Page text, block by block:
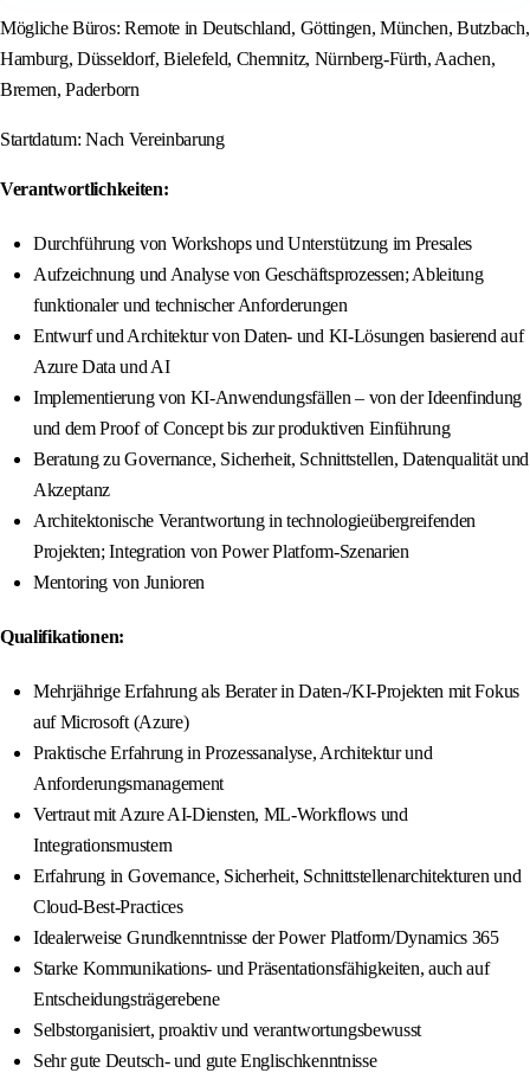
Mögliche Büros: Remote in Deutschland, Göttingen, München, Butzbach,
Hamburg, Düsseldorf, Bielefeld, Chemnitz, Nürnberg-Fürth, Aachen,
Bremen, Paderborn
Startdatum: Nach Vereinbarung
Verantwortlichkeiten:
Durchführung von Workshops und Unterstützung im Presales
Aufzeichnung und Analyse von Geschäftsprozessen; Ableitung
funktionaler und technischer Anforderungen
Entwurf und Architektur von Daten- und KI-Lösungen basierend auf
Azure Data und AI
Implementierung von KI-Anwendungsfällen – von der Ideenfindung
und dem Proof of Concept bis zur produktiven Einführung
Beratung zu Governance, Sicherheit, Schnittstellen, Datenqualität und
Akzeptanz
Architektonische Verantwortung in technologieübergreifenden
Projekten; Integration von Power Platform-Szenarien
Mentoring von Junioren
Qualifikationen:
Mehrjährige Erfahrung als Berater in Daten-/KI-Projekten mit Fokus
auf Microsoft (Azure)
Praktische Erfahrung in Prozessanalyse, Architektur und
Anforderungsmanagement
Vertraut mit Azure AI-Diensten, ML-Workflows und
Integrationsmustern
Erfahrung in Governance, Sicherheit, Schnittstellenarchitekturen und
Cloud-Best-Practices
Idealerweise Grundkenntnisse der Power Platform/Dynamics 365
Starke Kommunikations- und Präsentationsfähigkeiten, auch auf
Entscheidungsträgerebene
Selbstorganisiert, proaktiv und verantwortungsbewusst
Sehr gute Deutsch- und gute Englischkenntnisse